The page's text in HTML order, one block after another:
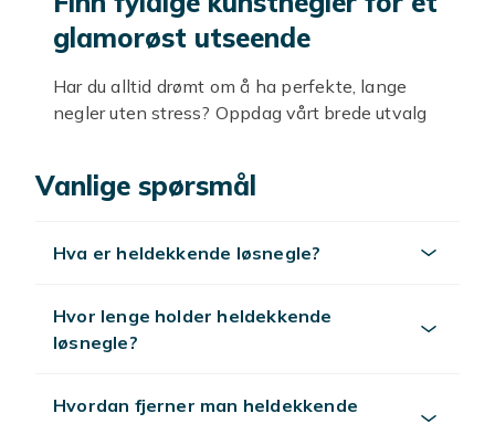
glamorøst utseende
Har du alltid drømt om å ha perfekte, lange
negler uten stress? Oppdag vårt brede utvalg
vårt finner du en rekke stiler, farger og lengder,
favoritt.
inspirerende tilbehør på bare noen få enkle
trinn. Perfekt for en festkveld, hverdagsluksus
ekstra. Produktene i sortimentet vårt
Vanlige spørsmål
Hva er heldekkende løsnegle?
Hvor lenge holder heldekkende
løsnegle?
Hvordan fjerner man heldekkende